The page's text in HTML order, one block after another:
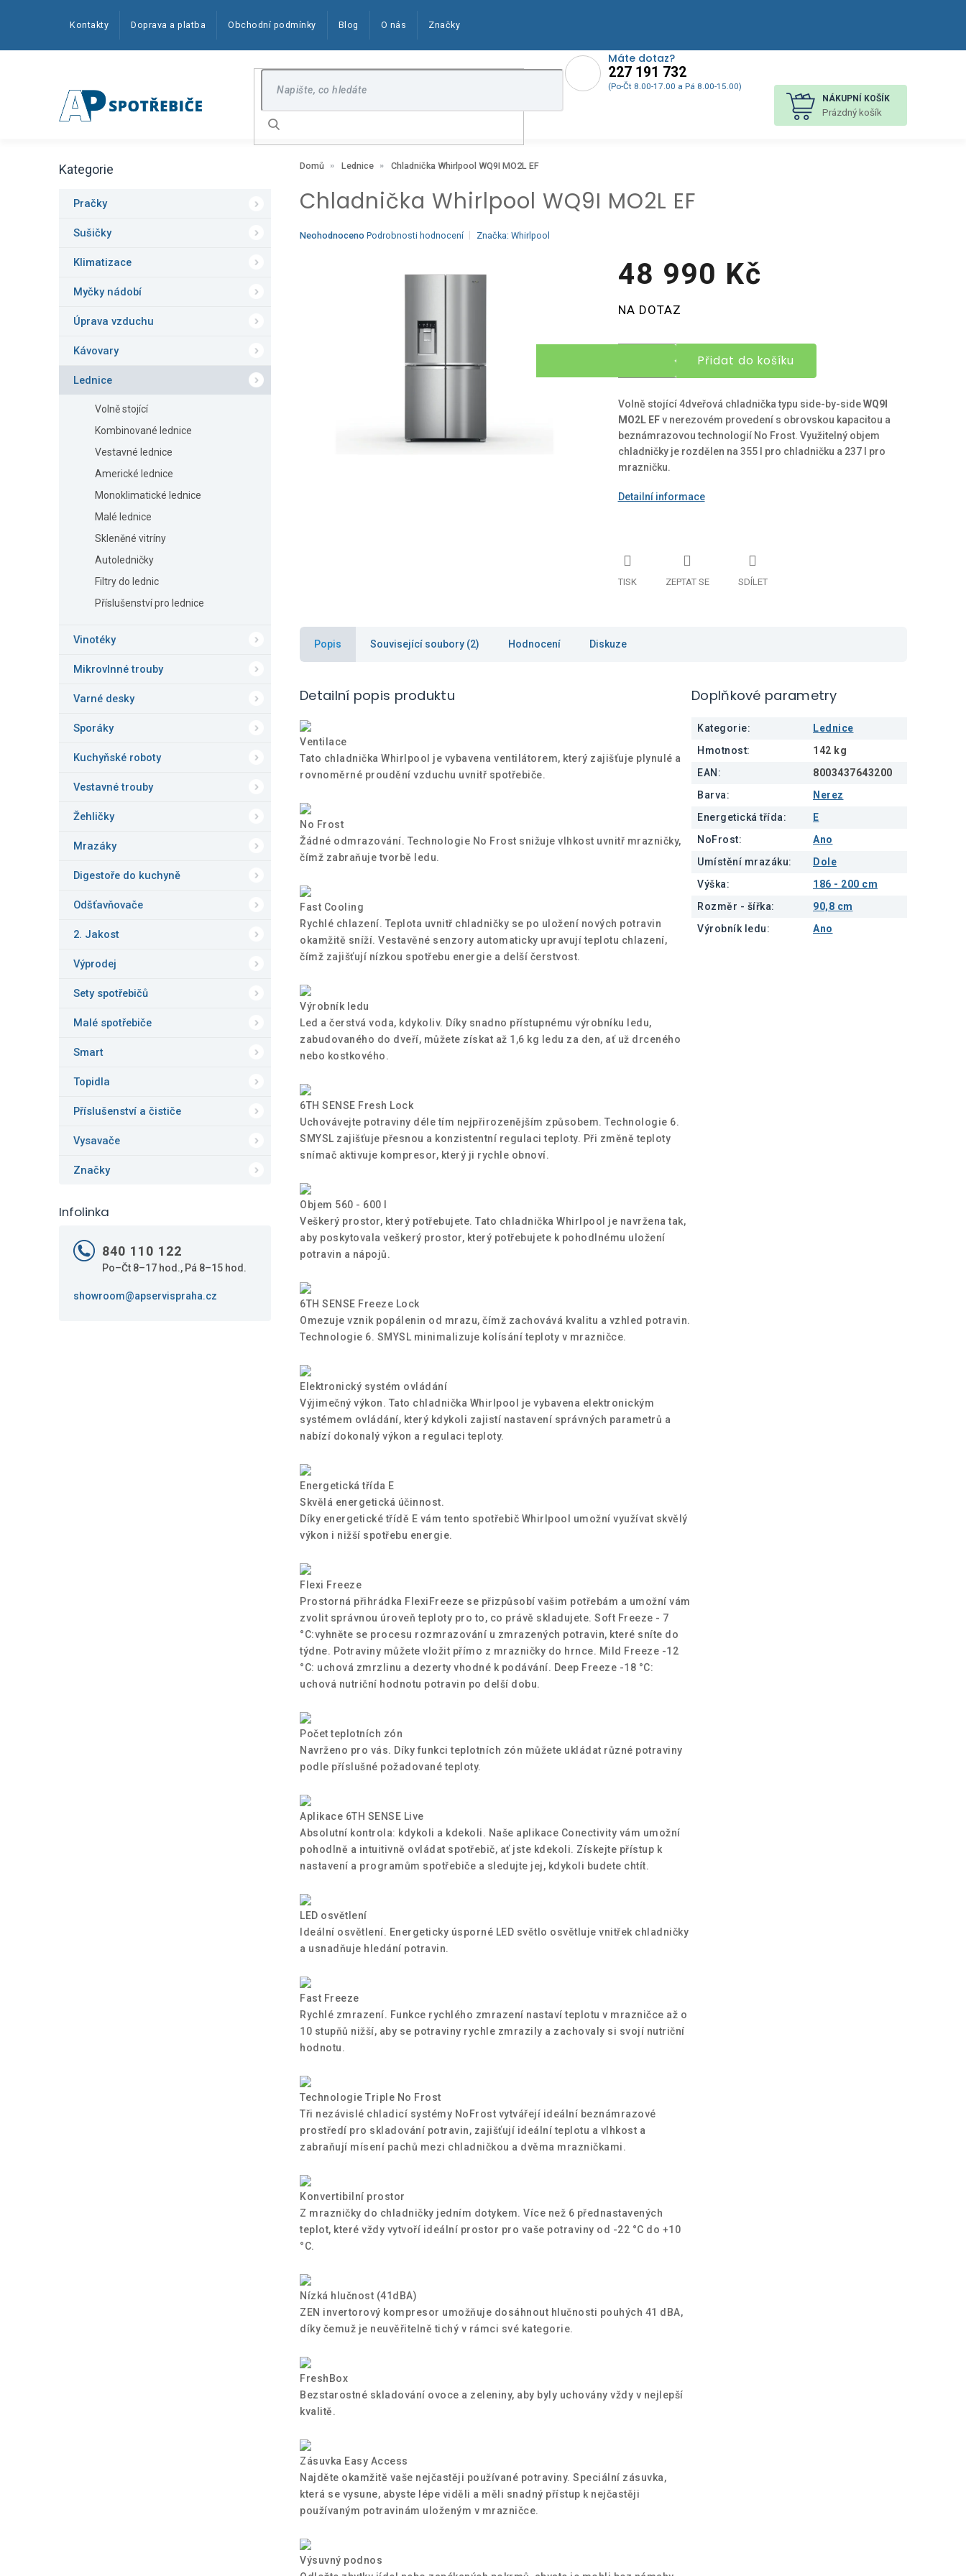
Máte dotaz?
227 191 732
(Po-Čt 8.00-17.00 a Pá 8.00-15.00)
Kontakty Doprava a platba Obchodní podmínky Blog O nás Značky
Hledat
NÁKUPNÍ KOŠÍK
Prázdný košík
o
Přeskočit
Kategorie
Pračky
Sušičky
Klimatizace
Myčky nádobí
Úprava vzduchu
Kávovary
Lednice
Volně stojící
Kombinované lednice
Vestavné lednice
Americké lednice
Monoklimatické lednice
Malé lednice
Skleněné vitríny
Autoledničky
Filtry do lednic
Příslušenství pro lednice
Vinotéky
Mikrovlnné trouby
Varné desky
Sporáky
Kuchyňské roboty
Vestavné trouby
Žehličky
Mrazáky
Digestoře do kuchyně
Odšťavňovače
2. Jakost
Výprodej
Sety spotřebičů
Malé spotřebiče
Smart
Topidla
Příslušenství a čističe
Vysavače
Značky
Infolinka
840 110 122
Po–Čt 8–17 hod., Pá 8–15 hod.
showroom@apservispraha.cz
Domů Lednice Chladnička Whirlpool WQ9I MO2L EF
Chladnička Whirlpool WQ9I MO2L EF
Průměrné
Neohodnoceno Podrobnosti hodnocení Značka: Whirlpool
48 990 Kč
cena:
NA DOTAZ
Přidat do košíku
Volně stojící 4dveřová chladnička typu side-by-sideWQ9I
MO2L EFv nerezovém provedení s obrovskou kapacitou a
beznámrazovou technologií No Frost. Využitelný objem
chladničky je rozdělen na 355 l pro chladničku a 237 l pro
mrazničku.
Detailní informace
TISK ZEPTAT SE SDÍLET
Popis Související soubory (2) Hodnocení Diskuze
Detailní popis produktu
Ventilace
Tato chladnička Whirlpool je vybavena ventilátorem, který zajišťuje plynulé a
rovnoměrné proudění vzduchu uvnitř spotřebiče.
No Frost
Žádné odmrazování. Technologie No Frost snižuje vlhkost uvnitř mrazničky,
čímž zabraňuje tvorbě ledu.
Fast Cooling
Rychlé chlazení. Teplota uvnitř chladničky se po uložení nových potravin
okamžitě sníží. Vestavěné senzory automaticky upravují teplotu chlazení,
čímž zajišťují nízkou spotřebu energie a delší čerstvost.
Výrobník ledu
Led a čerstvá voda, kdykoliv. Díky snadno přístupnému výrobníku ledu,
zabudovaného do dveří, můžete získat až 1,6 kg ledu za den, ať už drceného
nebo kostkového.
6TH SENSE Fresh Lock
Uchovávejte potraviny déle tím nejpřirozenějším způsobem. Technologie 6.
SMYSL zajišťuje přesnou a konzistentní regulaci teploty. Při změně teploty
snímač aktivuje kompresor, který ji rychle obnoví.
Objem 560 - 600 l
Veškerý prostor, který potřebujete. Tato chladnička Whirlpool je navržena tak,
aby poskytovala veškerý prostor, který potřebujete k pohodlnému uložení
potravin a nápojů.
6TH SENSE Freeze Lock
Omezuje vznik popálenin od mrazu, čímž zachovává kvalitu a vzhled potravin.
Technologie 6. SMYSL minimalizuje kolísání teploty v mrazničce.
Elektronický systém ovládání
Výjimečný výkon. Tato chladnička Whirlpool je vybavena elektronickým
systémem ovládání, který kdykoli zajistí nastavení správných parametrů a
nabízí dokonalý výkon a regulaci teploty.
Energetická třída E
Skvělá energetická účinnost.
Díky energetické třídě E vám tento spotřebič Whirlpool umožní využívat skvělý
výkon i nižší spotřebu energie.
Flexi Freeze
Prostorná přihrádka FlexiFreeze se přizpůsobí vašim potřebám a umožní vám
zvolit správnou úroveň teploty pro to, co právě skladujete. Soft Freeze - 7
°C:vyhněte se procesu rozmrazování u zmrazených potravin, které sníte do
týdne. Potraviny můžete vložit přímo z mrazničky do hrnce. Mild Freeze -12
°C: uchová zmrzlinu a dezerty vhodné k podávání. Deep Freeze -18 °C:
uchová nutriční hodnotu potravin po delší dobu.
Počet teplotních zón
Navrženo pro vás. Díky funkci teplotních zón můžete ukládat různé potraviny
podle příslušné požadované teploty.
Aplikace 6TH SENSE Live
Absolutní kontrola: kdykoli a kdekoli. Naše aplikace Conectivity vám umožní
pohodlně a intuitivně ovládat spotřebič, ať jste kdekoli. Získejte přístup k
nastavení a programům spotřebiče a sledujte jej, kdykoli budete chtít.
LED osvětlení
Ideální osvětlení. Energeticky úsporné LED světlo osvětluje vnitřek chladničky
a usnadňuje hledání potravin.
Fast Freeze
Rychlé zmrazení. Funkce rychlého zmrazení nastaví teplotu v mrazničce až o
10 stupňů nižší, aby se potraviny rychle zmrazily a zachovaly si svojí nutriční
hodnotu.
Technologie Triple No Frost
Tři nezávislé chladicí systémy NoFrost vytvářejí ideální beznámrazové
prostředí pro skladování potravin, zajišťují ideální teplotu a vlhkost a
zabraňují mísení pachů mezi chladničkou a dvěma mrazničkami.
Konvertibilní prostor
Z mrazničky do chladničky jedním dotykem. Více než 6 přednastavených
teplot, které vždy vytvoří ideální prostor pro vaše potraviny od -22 °C do +10
°C.
Nízká hlučnost (41dBA)
ZEN invertorový kompresor umožňuje dosáhnout hlučnosti pouhých 41 dBA,
díky čemuž je neuvěřitelně tichý v rámci své kategorie.
FreshBox
Bezstarostné skladování ovoce a zeleniny, aby byly uchovány vždy v nejlepší
kvalitě.
Zásuvka Easy Access
Najděte okamžitě vaše nejčastěji používané potraviny. Speciální zásuvka,
která se vysune, abyste lépe viděli a měli snadný přístup k nejčastěji
používaným potravinám uloženým v mrazničce.
Výsuvný podnos
Doplňkové parametry
Kategorie:
Lednice
Hmotnost:
142 kg
EAN :
8003437643200
Barva:
Nerez
Energetická třída:
E
NoFrost:
Ano
Umístění mrazáku:
Dole
Výška:
186 - 200 cm
Rozměr - šířka:
90,8 cm
Výrobník ledu: Ano